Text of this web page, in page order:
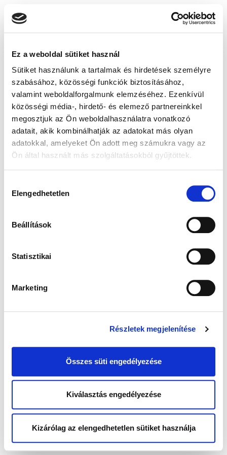
Ez a weboldal sütiket használ
Sütiket használunk a tartalmak és hirdetések személyre
szabásához, közösségi funkciók biztosításához,
valamint weboldalforgalmunk elemzéséhez. Ezenkívül
közösségi média-, hirdető- és elemező partnereinkkel
megosztjuk az Ön weboldalhasználatra vonatkozó
adatait, akik kombinálhatják az adatokat más olyan
adatokkal, amelyeket Ön adott meg számukra vagy az
Ön által használt más szolgáltatásokból gyűjtöttek.
kiválasztása
Elengedhetetlen
Beállítások
Statisztikai
Marketing
Részletek megjelenítése
Összes süti engedélyezése
Kiválasztás engedélyezése
Kizárólag az elengedhetetlen sütiket használja